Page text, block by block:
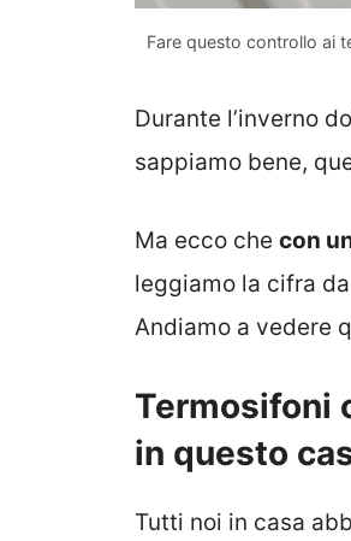
Fare questo controllo ai
Durante l’inverno
sappiamo bene,
Ma ecco che con
leggiamo la cifra
Andiamo a vedere
Termosifoni
in questo
Tutti noi in casa